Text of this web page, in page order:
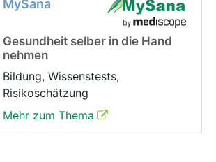
MySana
Gesundheit selber in die Hand
nehmen
Bildung, Wissenstests,
Risikoschätzung
Mehr zum Thema